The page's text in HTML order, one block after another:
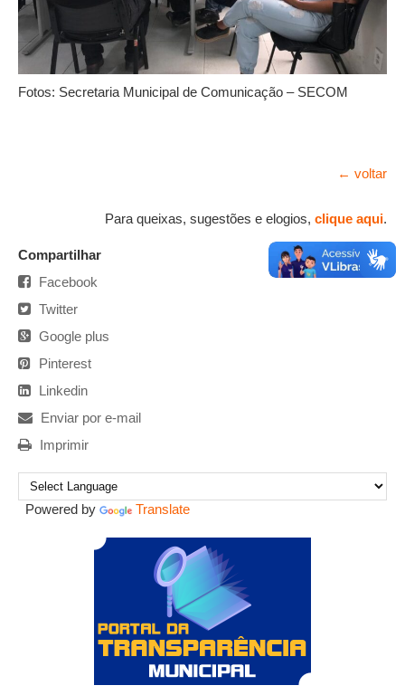
Fotos: Secretaria Municipal de Comunicação – SECOM
← voltar
Para queixas, sugestões e elogios, clique aqui.
Compartilhar
Facebook
Twitter
Google plus
Pinterest
Linkedin
Enviar por e-mail
Imprimir
Powered by Translate